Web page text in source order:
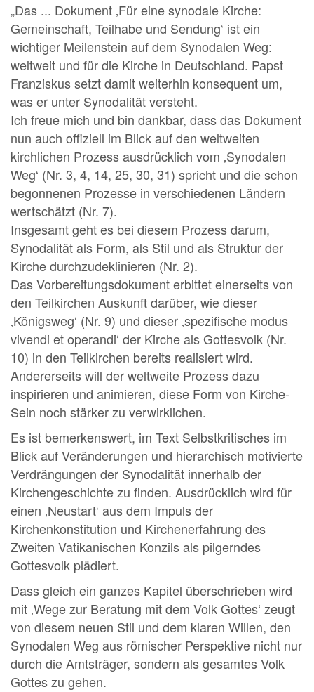
„Das ... Dokument ‚Für eine synodale Kirche:
Gemeinschaft, Teilhabe und Sendung‘ ist ein
wichtiger Meilenstein auf dem Synodalen Weg:
weltweit und für die Kirche in Deutschland. Papst
Franziskus setzt damit weiterhin konsequent um,
was er unter Synodalität versteht.
Ich freue mich und bin dankbar, dass das Dokument
nun auch offiziell im Blick auf den weltweiten
kirchlichen Prozess ausdrücklich vom ‚Synodalen
Weg‘ (Nr. 3, 4, 14, 25, 30, 31) spricht und die schon
begonnenen Prozesse in verschiedenen Ländern
wertschätzt (Nr. 7).
Insgesamt geht es bei diesem Prozess darum,
Synodalität als Form, als Stil und als Struktur der
Kirche durchzudeklinieren (Nr. 2).
Das Vorbereitungsdokument erbittet einerseits von
den Teilkirchen Auskunft darüber, wie dieser
‚Königsweg‘ (Nr. 9) und dieser ‚spezifische modus
vivendi et operandi‘ der Kirche als Gottesvolk (Nr.
10) in den Teilkirchen bereits realisiert wird.
Andererseits will der weltweite Prozess dazu
inspirieren und animieren, diese Form von Kirche-
Sein noch stärker zu verwirklichen.
Es ist bemerkenswert, im Text Selbstkritisches im
Blick auf Veränderungen und hierarchisch motivierte
Verdrängungen der Synodalität innerhalb der
Kirchengeschichte zu finden. Ausdrücklich wird für
einen ‚Neustart‘ aus dem Impuls der
Kirchenkonstitution und Kirchenerfahrung des
Zweiten Vatikanischen Konzils als pilgerndes
Gottesvolk plädiert.
Dass gleich ein ganzes Kapitel überschrieben wird
mit ‚Wege zur Beratung mit dem Volk Gottes‘ zeugt
von diesem neuen Stil und dem klaren Willen, den
Synodalen Weg aus römischer Perspektive nicht nur
durch die Amtsträger, sondern als gesamtes Volk
Gottes zu gehen.